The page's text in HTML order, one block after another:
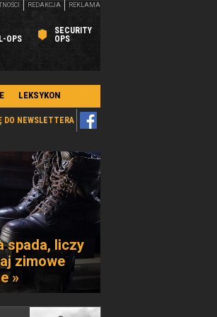
OPS
SECURITY
OPS
REDAKCJA REKLAMA
LEKSYKON
DO NEWSLETTERA
spada, liczy
zimowe
»